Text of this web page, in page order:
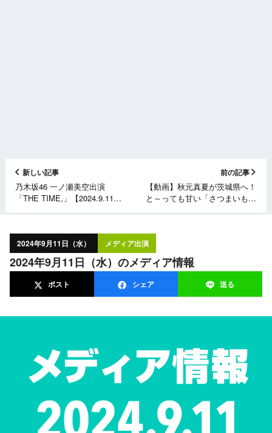
新しい記事
乃木坂46 一ノ瀬美空出演
「THE TIME,」【2024.9.11
前の記事
【動画】秋元真夏が茨城県へ！
と～っても甘い「さつまいも」
2024年9月11日（水） メディア出演
2024年9月11日（水）のメディア情報
ポスト シェア 送る